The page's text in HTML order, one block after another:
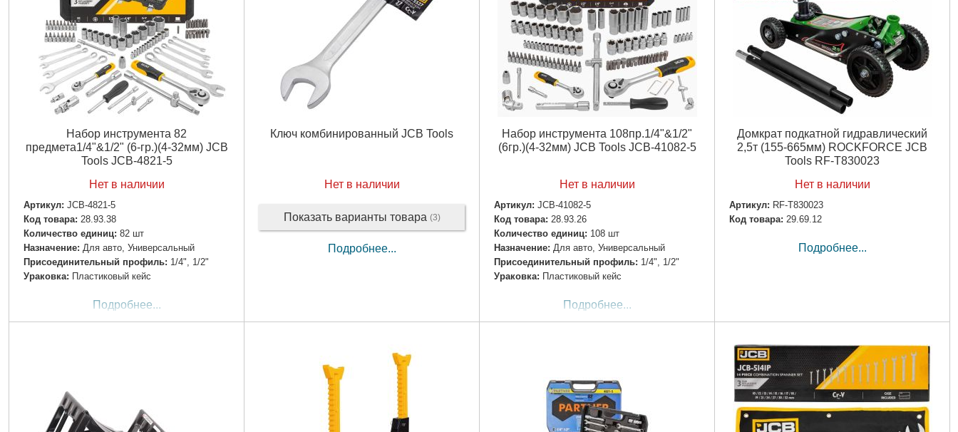
Набор инструмента 82
предмета1/4"&1/2" (6-гр.)(4-32мм) JCB
Tools JCB-4821-5
Нет в наличии
Артикул: JCB-4821-5
Код товара: 28.93.38
Количество единиц: 82 шт
Назначение: Для авто, Универсальный
Пpиcoeдинитeльный пpoфиль: 1/4", 1/2"
Ураковка: Пластиковый кейс
Подробнее...
Ключ комбинированный JCB Tools
Нет в наличии
Показать варианты товара (3)
Подробнее...
Набор инструмента 108пр.1/4"&1/2"
(6гр.)(4-32мм) JCB Tools JCB-41082-5
Нет в наличии
Артикул: JCB-41082-5
Код товара: 28.93.26
Количество единиц: 108 шт
Назначение: Для авто, Универсальный
Пpиcoeдинитeльный пpoфиль: 1/4", 1/2"
Ураковка: Пластиковый кейс
Подробнее...
Домкрат подкатной гидравлический
2,5т (155-665мм) ROCKFORCE JCB
Tools RF-T830023
Нет в наличии
Артикул: RF-T830023
Код товара: 29.69.12
Подробнее...